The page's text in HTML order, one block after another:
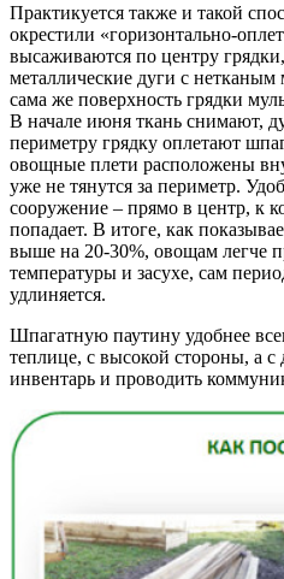
Практикуется также и такой
окрестили «горизонтально-
высаживаются по центру
металлические дуги с
сама же поверхность грядки
В начале июня ткань снимают,
периметру грядку оплетают
овощные плети расположены
уже не тянутся за периметр.
сооружение – прямо в центр, к
попадает. В итоге, как
выше на 20-30%, овощам легче
температуры и засухе, сам
удлиняется.
Шпагатную паутину удобнее
теплице, с высокой стороны, а с
инвентарь и проводить